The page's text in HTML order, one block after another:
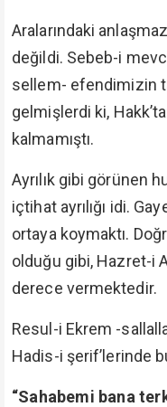
Aralarındaki
değildi. Sebeb-i
sellem- efendimizin
gelmişlerdi ki,
kalmamıştı.
Ayrılık gibi görünen
içtihat ayrılığı idi.
ortaya koymaktı.
olduğu gibi, Hazret-i
derece vermektedir.
Resul-i Ekrem -
Hadis-i şerif’lerinde
“Sahabemi bana